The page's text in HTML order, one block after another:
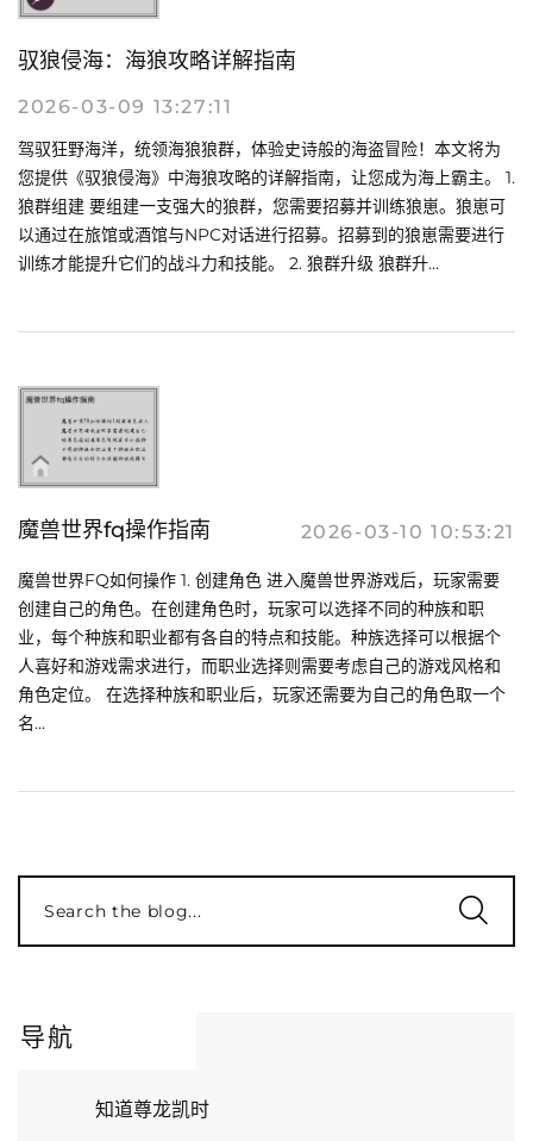
驭狼侵海：海狼攻略详解指南
2026-03-09 13:27:11
驾驭狂野海洋，统领海狼狼群，体验史诗般的海盗冒险！本文将为
您提供《驭狼侵海》中海狼攻略的详解指南，让您成为海上霸主。 1.
狼群组建 要组建一支强大的狼群，您需要招募并训练狼崽。狼崽可
以通过在旅馆或酒馆与NPC对话进行招募。招募到的狼崽需要进行
训练才能提升它们的战斗力和技能。 2. 狼群升级 狼群升...
魔兽世界fq操作指南 2026-03-10 10:53:21
魔兽世界FQ如何操作 1. 创建角色 进入魔兽世界游戏后，玩家需要
创建自己的角色。在创建角色时，玩家可以选择不同的种族和职
业，每个种族和职业都有各自的特点和技能。种族选择可以根据个
人喜好和游戏需求进行，而职业选择则需要考虑自己的游戏风格和
角色定位。 在选择种族和职业后，玩家还需要为自己的角色取一个
名...
Search the blog...
导航
知道尊龙凯时